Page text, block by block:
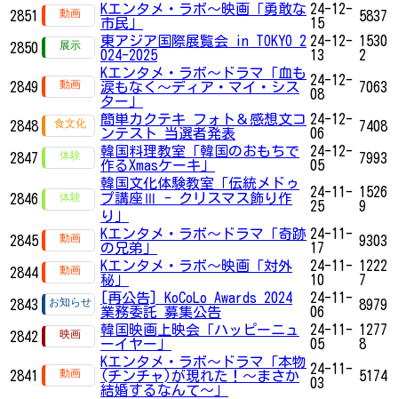
2851
Kエンタメ・ラボ～映画「勇敢な
市民」
24-12-
15
5837
2850
東アジア国際展覧会 in TOKYO 2
024-2025
24-12-
13
1530
2
2849
Kエンタメ・ラボ～ドラマ「血も
涙もなく～ディア・マイ・シス
ター」
24-12-
08
7063
2848
簡単カクテキ フォト＆感想文コ
ンテスト 当選者発表
24-12-
06
7408
2847
韓国料理教室「韓国のおもちで
作るXmasケーキ」
24-12-
05
7993
2846
韓国文化体験教室「伝統メドゥ
プ講座Ⅲ - クリスマス飾り作
り」
24-11-
25
1526
9
2845
Kエンタメ・ラボ～ドラマ「奇跡
の兄弟」
24-11-
17
9303
2844
Kエンタメ・ラボ～映画「対外
秘」
24-11-
10
1222
7
2843
[再公告] KoCoLo Awards 2024
業務委託 募集公告
24-11-
06
8979
2842
韓国映画上映会「ハッピーニュ
ーイヤー」
24-11-
05
1277
8
2841
Kエンタメ・ラボ～ドラマ「本物
(チンチャ)が現れた！～まさか
結婚するなんて～」
24-11-
03
5174